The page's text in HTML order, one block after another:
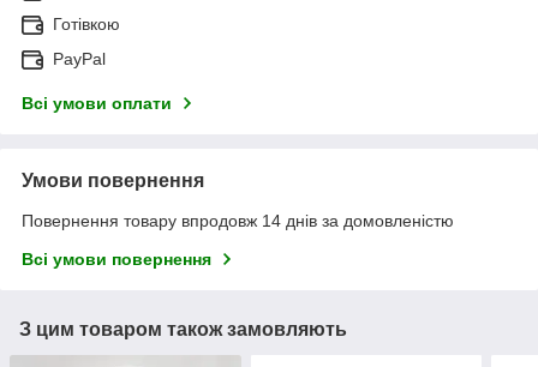
Готівкою
PayPal
Всі умови оплати
Умови повернення
Повернення товару впродовж 14 днів за домовленістю
Всі умови повернення
З цим товаром також замовляють